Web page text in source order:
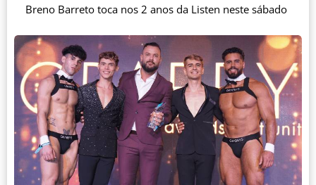
Breno Barreto toca nos 2 anos da Listen neste sábado